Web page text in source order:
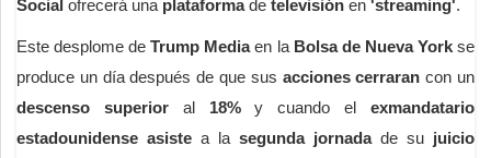
Social ofrecerá una plataformade televisión en 'streaming'.
Este desplome deTrump Mediaen la Bolsa de Nueva Yorkse
produce un día después de que sus acciones cerraran con un
descenso
superioral 18%y cuando elexmandatario
estadounidense asiste a la segunda jornadade su juicio